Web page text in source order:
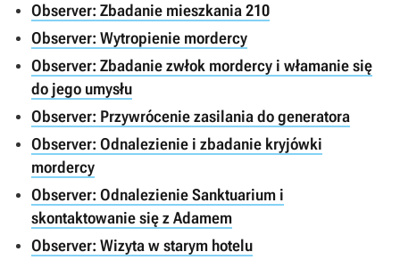
Observer: Zbadanie mieszkania 210
Observer: Wytropienie mordercy
Observer: Zbadanie zwłok mordercy i włamanie się
do jego umysłu
Observer: Przywrócenie zasilania do generatora
Observer: Odnalezienie i zbadanie kryjówki
mordercy
Observer: Odnalezienie Sanktuarium i
skontaktowanie się z Adamem
Observer: Wizyta w starym hotelu